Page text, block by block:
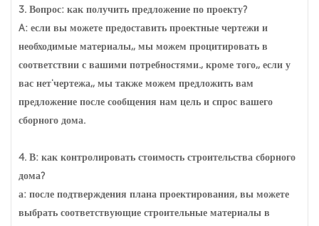
3. Вопрос: как получить предложение по проекту?
A: если вы можете предоставить проектные чертежи и
необходимые материалы,, мы можем процитировать в
соответствии с вашими потребностями., кроме того,, если у
вас нет'чертежа,, мы также можем предложить вам
предложение после сообщения нам цель и спрос вашего
сборного дома.
4. В: как контролировать стоимость строительства сборного
дома?
а: после подтверждения плана проектирования, вы можете
выбрать соответствующие строительные материалы в